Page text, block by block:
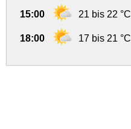
15:00 21 bis 22 °C
18:00 17 bis 21 °C